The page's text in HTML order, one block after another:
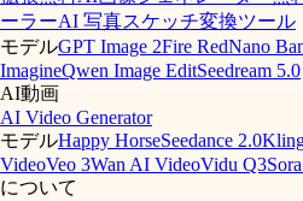
ーラーAI 写真スケッチ変換ツール
モデルGPT Image 2Fire RedNano
ImagineQwen Image EditSeedream 5.0
AI動画
AI Video Generator
モデルHappy HorseSeedance 2.0
VideoVeo 3Wan AI VideoVidu Q3
について